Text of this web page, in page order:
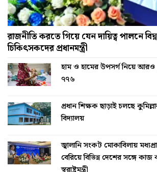
রাজনীতি করতে গিয়ে যেন দায়িত্ব পালনে
চিকিৎসকদের প্রধানমন্ত্রী
হাম ও হামের উপসর্গ নিয়ে আরও
৭৭৬
প্রধান শিক্ষক ছাড়াই চলছে
বিদ্যালয়
জ্বালানি সংকট মোকাবিলায়
বেরিয়ে বিভিন্ন দেশের সঙ্গে
স্বরাষ্ট্রমন্ত্রী